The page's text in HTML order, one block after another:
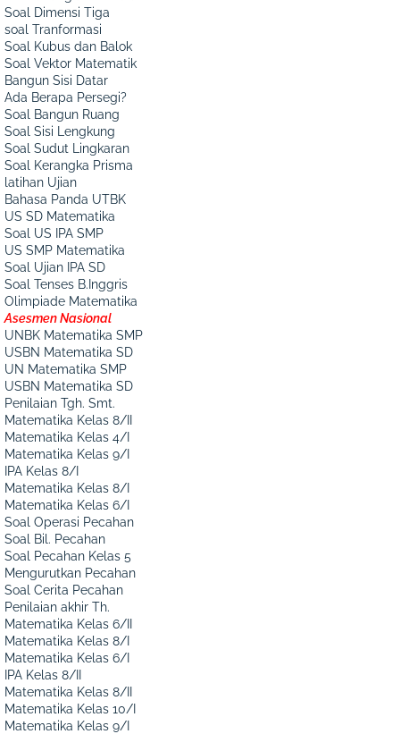
Soal Dimensi Tiga
soal Tranformasi
Soal Kubus dan Balok
Soal Vektor Matematik
Bangun Sisi Datar
Ada Berapa Persegi?
Soal Bangun Ruang
Soal Sisi Lengkung
Soal Sudut Lingkaran
Soal Kerangka Prisma
latihan Ujian
Bahasa Panda UTBK
US SD Matematika
Soal US IPA SMP
US SMP Matematika
Soal Ujian IPA SD
Soal Tenses B.Inggris
Olimpiade Matematika
Asesmen Nasional
UNBK Matematika SMP
USBN Matematika SD
UN Matematika SMP
USBN Matematika SD
Penilaian Tgh. Smt.
Matematika Kelas 8/II
Matematika Kelas 4/I
Matematika Kelas 9/I
IPA Kelas 8/I
Matematika Kelas 8/I
Matematika Kelas 6/I
Soal Operasi Pecahan
Soal Bil. Pecahan
Soal Pecahan Kelas 5
Mengurutkan Pecahan
Soal Cerita Pecahan
Penilaian akhir Th.
Matematika Kelas 6/II
Matematika Kelas 8/I
Matematika Kelas 6/I
IPA Kelas 8/II
Matematika Kelas 8/II
Matematika Kelas 10/I
Matematika Kelas 9/I